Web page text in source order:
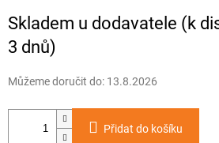
cena:
Skladem u dodavatele (k
3 dnů)
Můžeme doručit do: 13.8.2026
Přidat do košíku